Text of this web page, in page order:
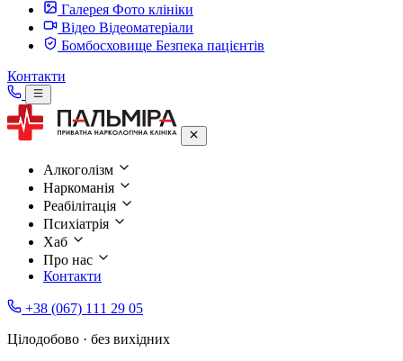
Галерея Фото клініки
Відео Відеоматеріали
Бомбосховище Безпека пацієнтів
Контакти
Алкоголізм
Наркоманія
Реабілітація
Психіатрія
Хаб
Про нас
Контакти
+38 (067) 111 29 05
Цілодобово · без вихідних